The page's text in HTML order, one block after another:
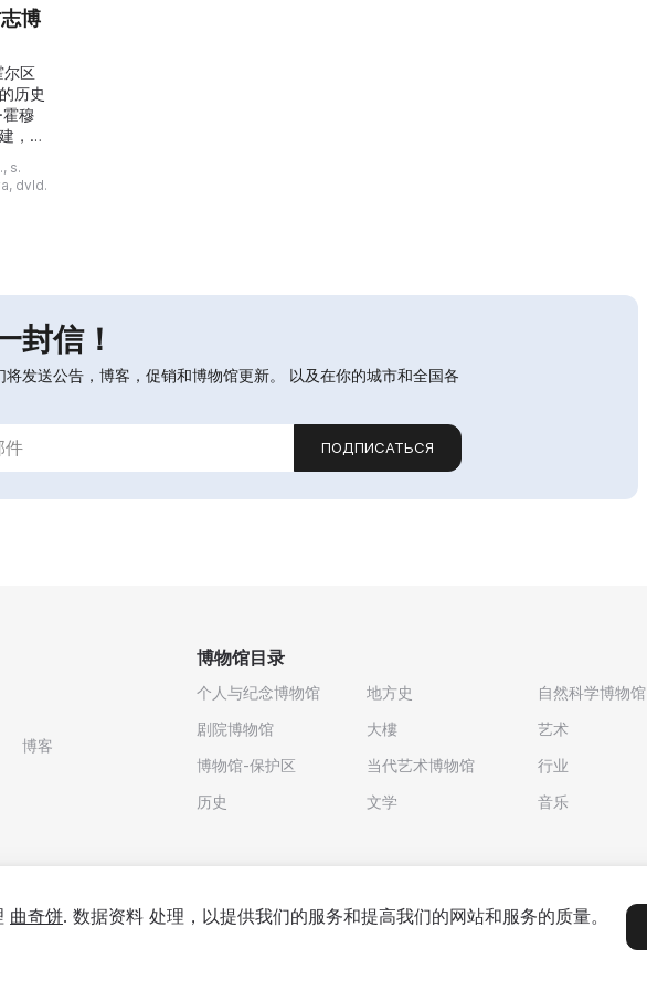
博
尔区
历史
霍穆
，他
物馆
战士
耶
s.
dvld.
封信！
将发送公告，博客，促销和博物馆更新。 以及在你的城市和全国各
ПОДПИСАТЬСЯ
博客
博物馆目录
个人与纪念博物馆
剧院博物馆
博物馆-保护区
历史
地方史
大樓
当代艺术博物馆
文学
自然科学博物馆
艺术
行业
音乐
曲奇饼. 数据资料 处理，以提供我们的服务和提高我们的网站和服务的质量。